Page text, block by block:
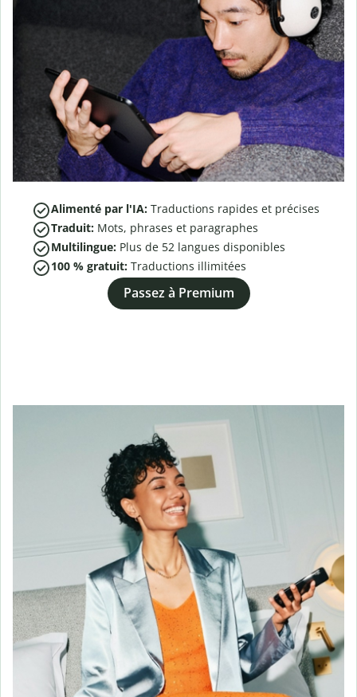
Alimenté par l'IA: Traductions rapides et précises
Traduit: Mots, phrases et paragraphes
Multilingue: Plus de 52 langues disponibles
100 % gratuit: Traductions illimitées
Passez à Premium